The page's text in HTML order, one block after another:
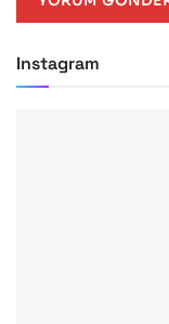
Instagram